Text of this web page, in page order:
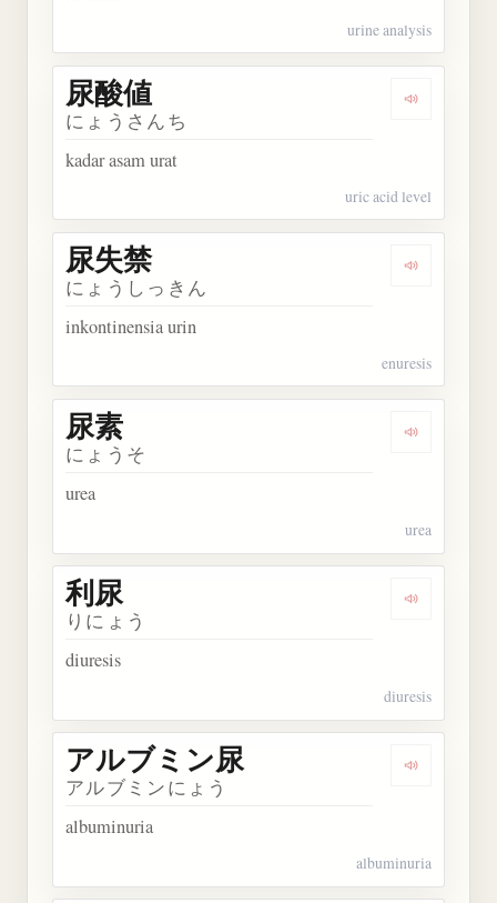
urine analysis
Dengarkan
尿酸値
にょうさんち
kadar asam urat
uric acid level
Dengarkan
尿失禁
にょうしっきん
inkontinensia urin
enuresis
Dengarkan
尿素
にょうそ
urea
urea
Dengarkan
利尿
りにょう
diuresis
diuresis
Dengarkan
アルブミン尿
アルブミンにょう
albuminuria
albuminuria